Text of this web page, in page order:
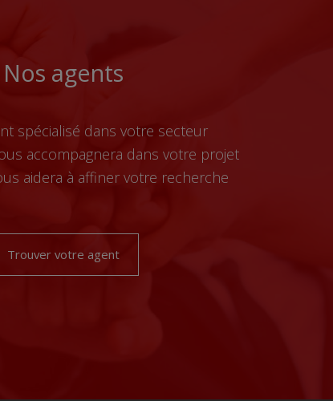
Nos agents
spécialisé dans votre secteur
accompagnera dans votre projet
aidera à affiner votre recherche
Trouver votre agent